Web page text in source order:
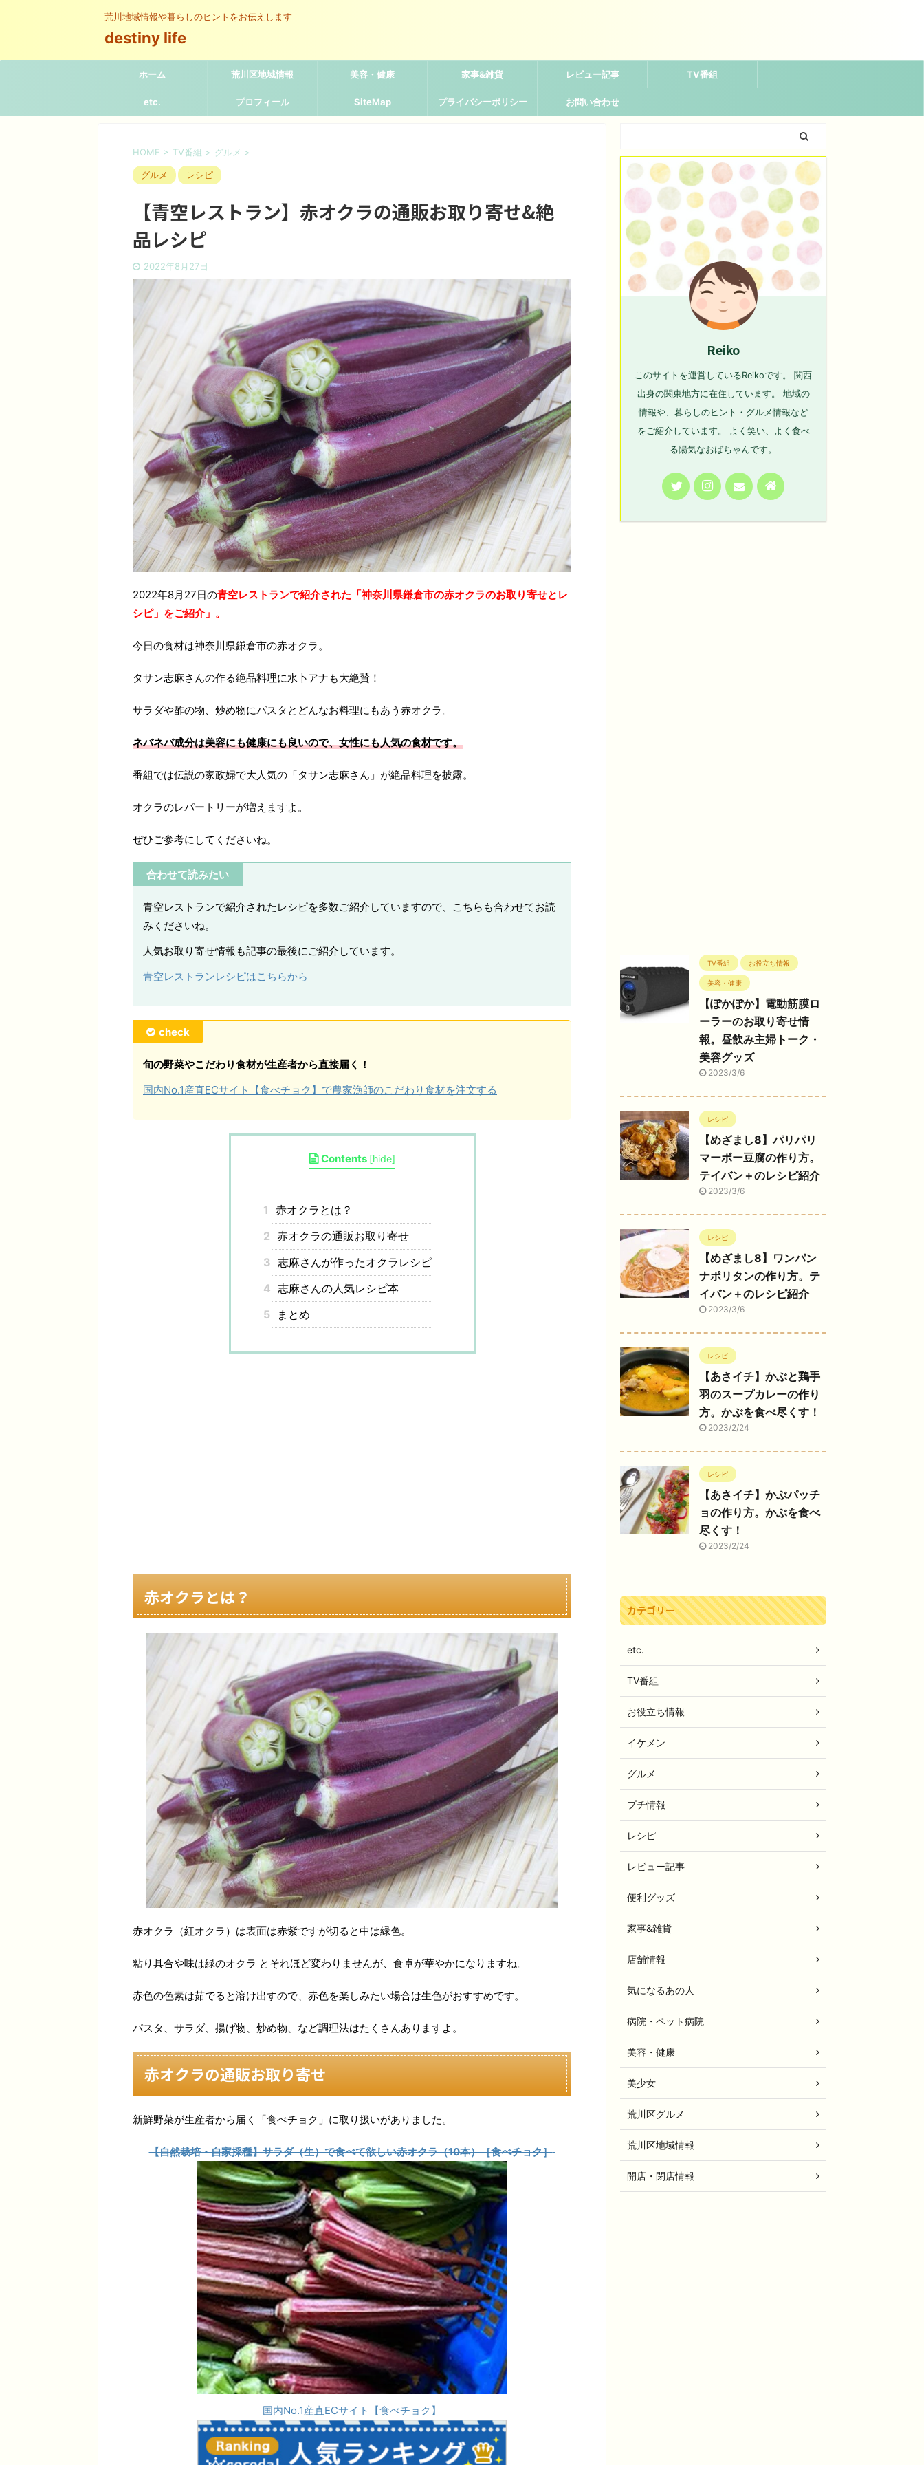
荒川地域情報や暮らしのヒントをお伝えします
destiny life
ホーム 荒川区地域情報 美容・健康 家事&雑貨 レビュー記事 TV番組
etc. プロフィール SiteMap プライバシーポリシー お問い合わせ
HOME > TV番組 > グルメ >
グルメ レシピ
【青空レストラン】赤オクラの通販お取り寄せ&絶
品レシピ
2022年8月27日
2022年8月27日の青空レストランで紹介された「神奈川県鎌倉市の赤オクラのお取り寄せとレ
シピ」をご紹介」。
今日の食材は神奈川県鎌倉市の赤オクラ。
タサン志麻さんの作る絶品料理に水卜アナも大絶賛！
サラダや酢の物、炒め物にパスタとどんなお料理にもあう赤オクラ。
ネバネバ成分は美容にも健康にも良いので、女性にも人気の食材です。
番組では伝説の家政婦で大人気の「タサン志麻さん」が絶品料理を披露。
オクラのレパートリーが増えますよ。
ぜひご参考にしてくださいね。
合わせて読みたい
青空レストランで紹介されたレシピを多数ご紹介していますので、こちらも合わせてお読
みくださいね。
人気お取り寄せ情報も記事の最後にご紹介しています。
青空レストランレシピはこちらから
check
旬の野菜やこだわり食材が生産者から直接届く！
国内No.1産直ECサイト【食べチョク】で農家漁師のこだわり食材を注文する
Contents [hide]
1 赤オクラとは？
2 赤オクラの通販お取り寄せ
3 志麻さんが作ったオクラレシピ
4 志麻さんの人気レシピ本
5
まとめ
赤オクラとは？
赤オクラ（紅オクラ）は表面は赤紫ですが切ると中は緑色。
粘り具合や味は緑のオクラ とそれほど変わりませんが、食卓が華やかになりますね。
赤色の色素は茹でると溶け出すので、赤色を楽しみたい場合は生色がおすすめです。
パスタ、サラダ、揚げ物、炒め物、など調理法はたくさんありますよ。
赤オクラの通販お取り寄せ
新鮮野菜が生産者から届く「食べチョク」に取り扱いがありました。
【自然栽培・自家採種】サラダ（生）で食べて欲しい赤オクラ（10本）［食べチョク］
国内No.1産直ECサイト【食べチョク】
Reiko
このサイトを運営しているReikoです。 関西
出身の関東地方に在住しています。 地域の
情報や、暮らしのヒント・グルメ情報など
をご紹介しています。 よく笑い、よく食べ
る陽気なおばちゃんです。
TV番組 お役立ち情報
美容・健康
【ぽかぽか】電動筋膜ロ
ーラーのお取り寄せ情
報。昼飲み主婦トーク・
美容グッズ
2023/3/6
レシピ
【めざまし8】パリパリ
マーボー豆腐の作り方。
テイバン＋のレシピ紹介
2023/3/6
レシピ
【めざまし8】ワンパン
ナポリタンの作り方。テ
イバン＋のレシピ紹介
2023/3/6
レシピ
【あさイチ】かぶと鶏手
羽のスープカレーの作り
方。かぶを食べ尽くす！
2023/2/24
レシピ
【あさイチ】かぶパッチ
ョの作り方。かぶを食べ
尽くす！
2023/2/24
カテゴリー
etc.
TV番組
お役立ち情報
イケメン
グルメ
プチ情報
レシピ
レビュー記事
便利グッズ
家事&雑貨
店舗情報
気になるあの人
病院・ペット病院
美容・健康
美少女
荒川区グルメ
荒川区地域情報
開店・閉店情報